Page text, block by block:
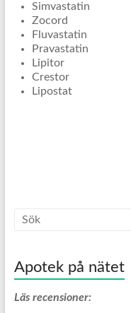
Simvastatin
Zocord
Fluvastatin
Pravastatin
Lipitor
Crestor
Lipostat
Apotek på nätet
Läs recensioner: